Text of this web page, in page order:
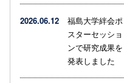
2026.06.12
福島大学絆会ポ
スターセッショ
ンで研究成果を
発表しました